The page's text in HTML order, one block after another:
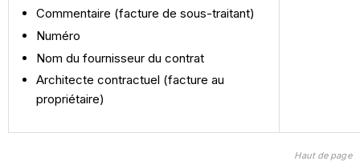
Commentaire (facture de sous-traitant)
Numéro
Nom du fournisseur du contrat
Architecte contractuel (facture au
propriétaire)
Haut de page